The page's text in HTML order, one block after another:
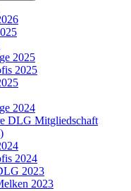
2025
2025
2024
DLG Mitgliedschaft
2024
2023
2023